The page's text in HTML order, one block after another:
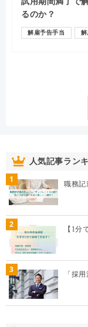
るのか？
解雇予告手当 解
人気記事ラン
1 職務
2 【1分
3 「採